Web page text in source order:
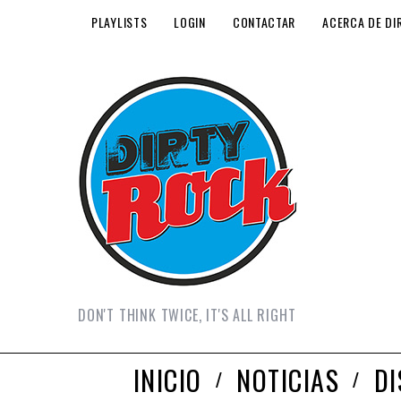
PLAYLISTS LOGIN CONTACTAR ACERCA DE
DON'T THINK TWICE, IT'S ALL RIGHT
INICIO NOTICIAS